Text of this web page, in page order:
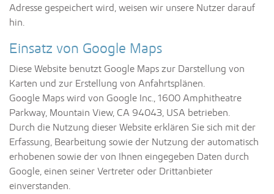
Adresse gespeichert wird, weisen wir unsere Nutzer darauf
hin.
Einsatz von Google Maps
Diese Website benutzt Google Maps zur Darstellung von
Karten und zur Erstellung von Anfahrtsplänen.
Google Maps wird von Google Inc., 1600 Amphitheatre
Parkway, Mountain View, CA 94043, USA betrieben.
Durch die Nutzung dieser Website erklären Sie sich mit der
Erfassung, Bearbeitung sowie der Nutzung der automatisch
erhobenen sowie der von Ihnen eingegeben Daten durch
Google, einen seiner Vertreter oder Drittanbieter
einverstanden.